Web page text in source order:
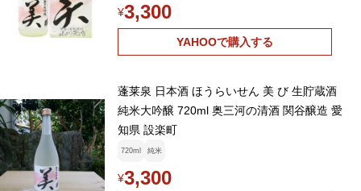
¥3,300
YAHOOで購入する
蓬莱泉 日本酒 ほうらいせん 美 び 生貯蔵酒
純米大吟醸 720ml 奥三河の清酒 関谷醸造 愛
知県 設楽町
720ml 純米
¥3,300